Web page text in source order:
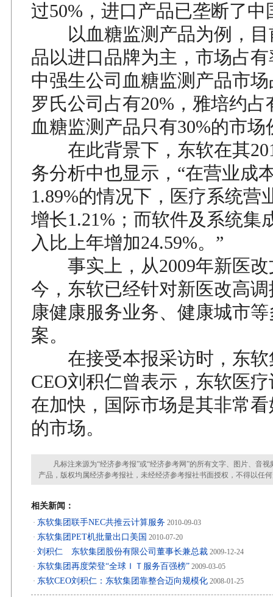
过50%，进口产品已垄断了中
以血糖监测产品为例，目
品以进口品牌为主，市场占有
中强生公司血糖监测产品市场
罗氏公司占有20%，雅培约占
血糖监测产品只有30%的市场
在此背景下，东软在其
务分析中也显示，“在营业成
1.89%的情况下，医疗系统营
增长1.21%；而软件及系统集
入比上年增加24.59%。”
事实上，从2009年新医改
今，东软已经针对新医改高
康健康服务业务、健康城市
案。
在接受本报采访时，东软
CEO刘积仁曾表示，东软医
在加快，国际市场是其非常
的市场。
凡标注来源为“经济参考报”或“经济参考网”的所有文字、图片、音视
产品，版权均属经济参考报社，未经经济参考报社书面授权，不得以任
相关新闻：
· 东软集团联手NEC共推云计算服务 2010-09-03
· 东软集团PET机批量出口美国 2010-07-20
· 刘积仁 东软集团股份有限公司董事长兼总裁 2009-12-24
· 东软集团再度荣登“全球ＩＴ服务百强榜” 2009-03-05
· 东软CEO刘积仁：东软集团靠整合迈向规模化 2008-01-25